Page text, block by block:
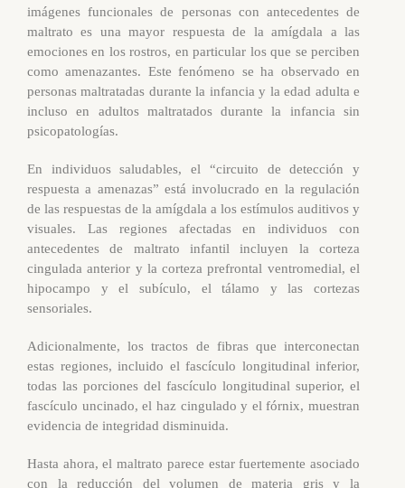
imágenes funcionales de personas con antecedentes de
maltrato es una mayor respuesta de la amígdala a las
emociones en los rostros, en particular los que se perciben
como amenazantes. Este fenómeno se ha observado en
personas maltratadas durante la infancia y la edad adulta e
incluso en adultos maltratados durante la infancia sin
psicopatologías.
En individuos saludables, el “circuito de detección y
respuesta a amenazas” está involucrado en la regulación
de las respuestas de la amígdala a los estímulos auditivos y
visuales. Las regiones afectadas en individuos con
antecedentes de maltrato infantil incluyen la corteza
cingulada anterior y la corteza prefrontal ventromedial, el
hipocampo y el subículo, el tálamo y las cortezas
sensoriales.
Adicionalmente, los tractos de fibras que interconectan
estas regiones, incluido el fascículo longitudinal inferior,
todas las porciones del fascículo longitudinal superior, el
fascículo uncinado, el haz cingulado y el fórnix, muestran
evidencia de integridad disminuida.
Hasta ahora, el maltrato parece estar fuertemente asociado
con la reducción del volumen de materia gris y la